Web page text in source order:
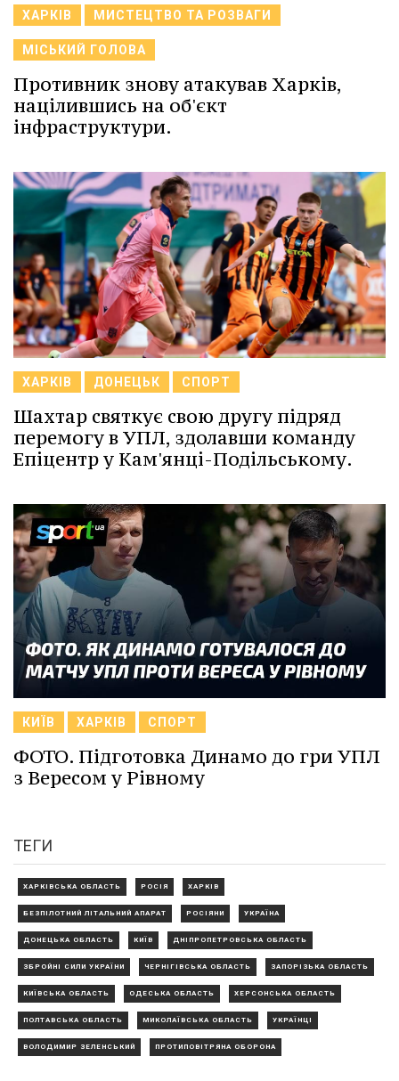
ХАРКІВ МИСТЕЦТВО ТА РОЗВАГИ
МІСЬКИЙ ГОЛОВА
Противник знову атакував Харків,
націлившись на об'єкт
інфраструктури.
ХАРКІВ ДОНЕЦЬК СПОРТ
Шахтар святкує свою другу підряд
перемогу в УПЛ, здолавши команду
Епіцентр у Кам'янці-Подільському.
КИЇВ ХАРКІВ СПОРТ
ФОТО. Підготовка Динамо до гри УПЛ
з Вересом у Рівному
ТЕГИ
ХАРКІВСЬКА ОБЛАСТЬ РОСІЯ ХАРКІВ
БЕЗПІЛОТНИЙ ЛІТАЛЬНИЙ АПАРАТ РОСІЯНИ УКРАЇНА
ДОНЕЦЬКА ОБЛАСТЬ КИЇВ ДНІПРОПЕТРОВСЬКА ОБЛАСТЬ
ЗБРОЙНІ СИЛИ УКРАЇНИ ЧЕРНІГІВСЬКА ОБЛАСТЬ ЗАПОРІЗЬКА ОБЛАСТЬ
КИЇВСЬКА ОБЛАСТЬ ОДЕСЬКА ОБЛАСТЬ ХЕРСОНСЬКА ОБЛАСТЬ
ПОЛТАВСЬКА ОБЛАСТЬ МИКОЛАЇВСЬКА ОБЛАСТЬ УКРАЇНЦІ
ВОЛОДИМИР ЗЕЛЕНСЬКИЙ ПРОТИПОВІТРЯНА ОБОРОНА